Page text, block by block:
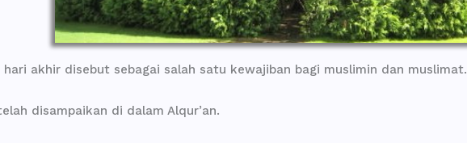
hari akhir disebut sebagai salah satu kewajiban bagi muslimin dan muslimat.
disampaikan di dalam Alqur’an.